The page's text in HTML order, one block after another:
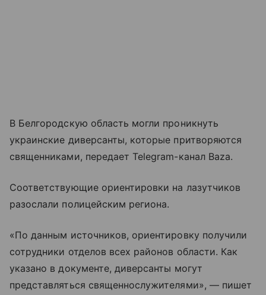
В Белгородскую область могли проникнуть
украинские диверсанты, которые притворяются
священниками, передает Telegram-канал Baza.
Соответствующие ориентировки на лазутчиков
разослали полицейским региона.
«По данным источников, ориентировку получили
сотрудники отделов всех районов области. Как
указано в документе, диверсанты могут
представляться священнослужителями», — пишет